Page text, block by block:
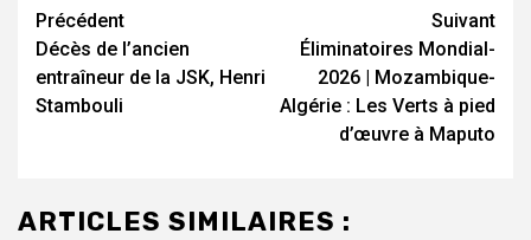
Navigation
d’article
Précédent
Décès de l’ancien
entraîneur de la JSK, Henri
Stambouli
Suivant
Éliminatoires Mondial-
2026 | Mozambique-
Algérie : Les Verts à pied
d’œuvre à Maputo
ARTICLES SIMILAIRES :